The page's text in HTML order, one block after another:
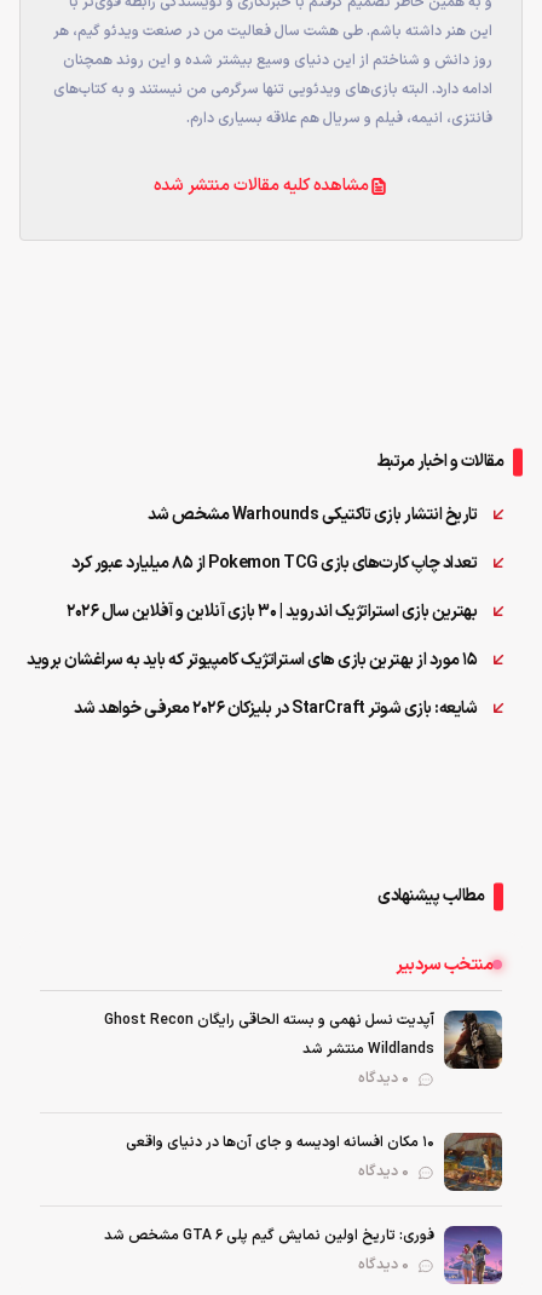
این هنر داشته باشم. طی هشت سال فعالیت من در صنعت ویدئو گیم، هر
روز دانش و شناختم از این دنیای وسیع بیشتر شده و این روند همچنان
ادامه دارد. البته بازی‌های ویدئویی تنها سرگرمی من نیستند و به کتاب‌های
فانتزی، انیمه، فیلم و سریال هم علاقه بسیاری دارم.
مشاهده کلیه مقالات منتشر شده
مقالات و اخبار مرتبط
تاریخ انتشار بازی تاکتیکی Warhounds مشخص شد
تعداد چاپ کارت‌های بازی Pokemon TCG از ۸۵ میلیارد عبور کرد
بهترین بازی استراتژیک اندروید | ۳۰ بازی آنلاین و آفلاین سال ۲۰۲۶
۱۵ مورد از بهترین بازی های استراتژیک کامپیوتر که باید به سراغشان بروید
شایعه: بازی شوتر StarCraft در بلیزکان ۲۰۲۶ معرفی خواهد شد
مطالب پیشنهادی
منتخب سردبیر
آپدیت نسل نهمی و بسته الحاقی رایگان Ghost Recon
Wildlands منتشر شد
۱۰ مکان افسانه اودیسه و جای آن‌ها در دنیای واقعی
فوری: تاریخ اولین نمایش گیم پلی GTA 6 مشخص شد